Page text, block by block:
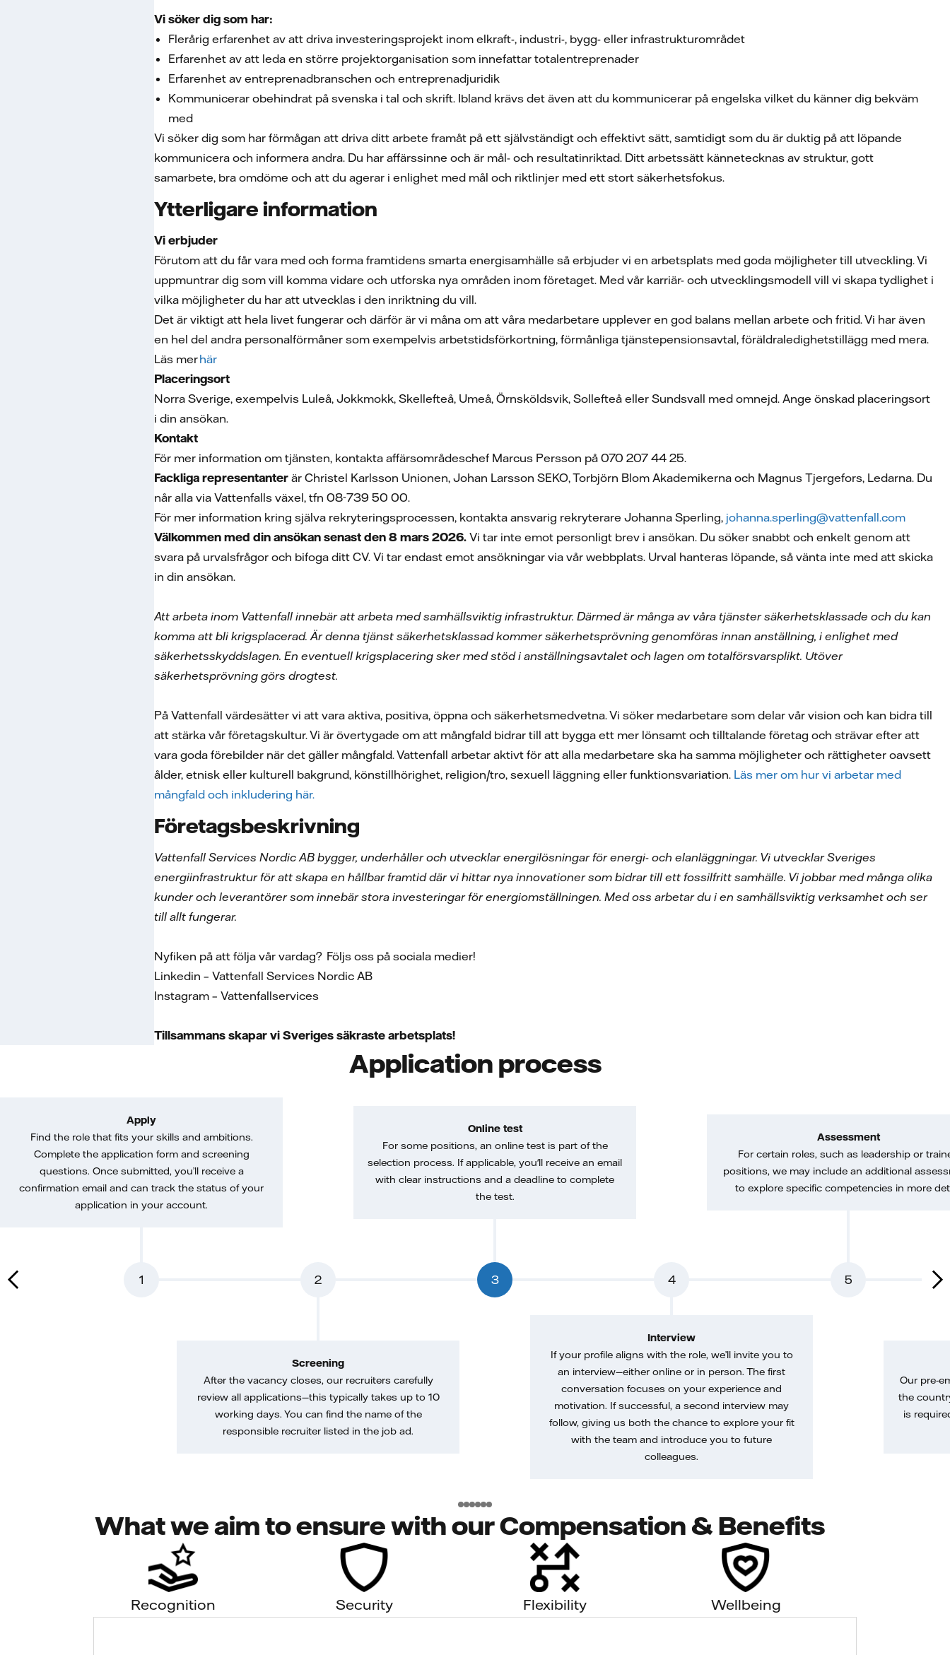
Vi söker dig som har:
Flerårig erfarenhet av att driva investeringsprojekt inom elkraft-, industri-, bygg- eller infrastrukturområdet
Erfarenhet av att leda en större projektorganisation som innefattar totalentreprenader
Erfarenhet av entreprenadbranschen och entreprenadjuridik
Kommunicerar obehindrat på svenska i tal och skrift. Ibland krävs det även att du kommunicerar på engelska vilket du känner dig bekväm
med
Vi söker dig som har förmågan att driva ditt arbete framåt på ett självständigt och effektivt sätt, samtidigt som du är duktig på att löpande
kommunicera och informera andra. Du har affärssinne och är mål- och resultatinriktad. Ditt arbetssätt kännetecknas av struktur, gott
samarbete, bra omdöme och att du agerar i enlighet med mål och riktlinjer med ett stort säkerhetsfokus.
Ytterligare information
Vi erbjuder
Förutom att du får vara med och forma framtidens smarta energisamhälle så erbjuder vi en arbetsplats med goda möjligheter till utveckling. Vi
uppmuntrar dig som vill komma vidare och utforska nya områden inom företaget. Med vår karriär- och utvecklingsmodell vill vi skapa tydlighet i
vilka möjligheter du har att utvecklas i den inriktning du vill.
Det är viktigt att hela livet fungerar och därför är vi måna om att våra medarbetare upplever en god balans mellan arbete och fritid. Vi har även
en hel del andra personalförmåner som exempelvis arbetstidsförkortning, förmånliga tjänstepensionsavtal, föräldraledighetstillägg med mera.
Läs merhär
Placeringsort
Norra Sverige, exempelvis Luleå, Jokkmokk, Skellefteå, Umeå, Örnsköldsvik, Sollefteå eller Sundsvall med omnejd. Ange önskad placeringsort
i din ansökan.
Kontakt
För mer information om tjänsten, kontakta affärsområdeschef Marcus Persson på 070 207 44 25.
Fackliga representanter är Christel Karlsson Unionen, Johan Larsson SEKO, Torbjörn Blom Akademikerna och Magnus Tjergefors, Ledarna. Du
når alla via Vattenfalls växel, tfn 08-739 50 00.
För mer information kring själva rekryteringsprocessen, kontakta ansvarig rekryterare Johanna Sperling, johanna.sperling@vattenfall.com
Välkommen med din ansökan senast den 8 mars 2026. Vi tar inte emot personligt brev i ansökan. Du söker snabbt och enkelt genom att
svara på urvalsfrågor och bifoga ditt CV. Vi tar endast emot ansökningar via vår webbplats. Urval hanteras löpande, så vänta inte med att skicka
in din ansökan.
Att arbeta inom Vattenfall innebär att arbeta med samhällsviktig infrastruktur. Därmed är många av våra tjänster säkerhetsklassade och du kan
komma att bli krigsplacerad. Är denna tjänst säkerhetsklassad kommer säkerhetsprövning genomföras innan anställning, i enlighet med
säkerhetsskyddslagen. En eventuell krigsplacering sker med stöd i anställningsavtalet och lagen om totalförsvarsplikt. Utöver
säkerhetsprövning görs drogtest.
På Vattenfall värdesätter vi att vara aktiva, positiva, öppna och säkerhetsmedvetna. Vi söker medarbetare som delar vår vision och kan bidra till
att stärka vår företagskultur. Vi är övertygade om att mångfald bidrar till att bygga ett mer lönsamt och tilltalande företag och strävar efter att
vara goda förebilder när det gäller mångfald. Vattenfall arbetar aktivt för att alla medarbetare ska ha samma möjligheter och rättigheter oavsett
ålder, etnisk eller kulturell bakgrund, könstillhörighet, religion/tro, sexuell läggning eller funktionsvariation. Läs mer om hur vi arbetar med
mångfald och inkludering här.
Företagsbeskrivning
Vattenfall Services Nordic AB bygger, underhåller och utvecklar energilösningar för energi- och elanläggningar. Vi utvecklar Sveriges
energiinfrastruktur för att skapa en hållbar framtid där vi hittar nya innovationer som bidrar till ett fossilfritt samhälle. Vi jobbar med många olika
kunder och leverantörer som innebär stora investeringar för energiomställningen. Med oss arbetar du i en samhällsviktig verksamhet och ser
till allt fungerar.
Nyfiken på att följa vår vardag? Följs oss på sociala medier!
Linkedin – Vattenfall Services Nordic AB
Instagram – Vattenfallservices
Tillsammans skapar vi Sveriges säkraste arbetsplats!
Application process
1
Apply
Find the role that fits your skills and ambitions.
Complete the application form and screening
questions. Once submitted, you’ll receive a
confirmation email and can track the status of your
application in your account.
2
Screening
After the vacancy closes, our recruiters carefully
review all applications—this typically takes up to 10
working days. You can find the name of the
responsible recruiter listed in the job ad.
3
Online test
For some positions, an online test is part of the
selection process. If applicable, you'll receive an email
with clear instructions and a deadline to complete
the test.
4
Interview
If your profile aligns with the role, we’ll invite you to
an interview—either online or in person. The first
conversation focuses on your experience and
motivation. If successful, a second interview may
follow, giving us both the chance to explore your fit
with the team and introduce you to future
colleagues.
5
Assessment
For certain roles, such as leadership or
positions, we may include an additional
to explore specific competencies in more
Our pre-
the
is
What we aim to ensure with our Compensation & Benefits
Recognition Security Flexibility Wellbeing